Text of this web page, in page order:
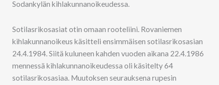
Sodankylän kihlakunnanoikeudessa.
Sotilasrikosasiat otin omaan rooteliini. Rovaniemen
kihlakunnanoikeus käsitteli ensimmäisen sotilasrikosasian
24.4.1984. Siitä kuluneen kahden vuoden aikana 22.4.1986
mennessä kihlakunnanoikeudessa oli käsitelty 64
sotilasrikosasiaa. Muutoksen seurauksena rupesin